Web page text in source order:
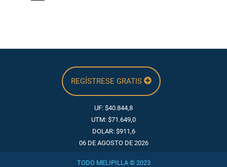
REGÍSTRESE GRATIS
UF: $40.844,8
UTM: $71.649,0
DOLAR: $911,6
06 DE AGOSTO DE 2026
TODO MELIPILLA © 2023